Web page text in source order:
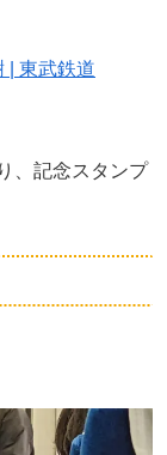
| 東武鉄道
、記念スタンプ